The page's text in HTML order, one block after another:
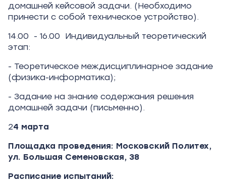
домашней кейсовой задачи. (Необходимо
принести с собой техническое устройство).
14.00 - 16.00 Индивидуальный теоретический
этап:
- Теоретическое междисциплинарное задание
(физика-информатика);
- Задание на знание содержания решения
домашней задачи (письменно).
24 марта
Площадка проведения: Московский Политех,
ул. Большая Семеновская, 38
Расписание испытаний: